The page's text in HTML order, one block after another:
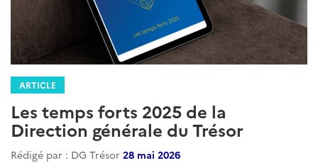
ARTICLE
Les temps forts 2025 de la
Direction générale du Trésor
Rédigé par : DG Trésor 28 mai 2026